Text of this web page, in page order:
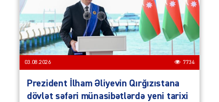
03.08.2026 7734
Prezident İlham Əliyevin Qırğızıstana
dövlət səfəri münasibətlərdə yeni tarixi